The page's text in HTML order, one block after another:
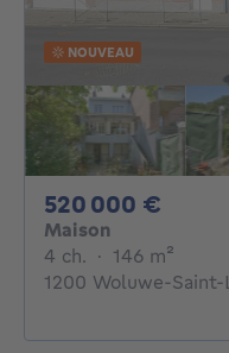
NOUVEAU
520 000 €
Maison
4 ch. 4 chambres
· 146 m²
1200 Woluwe-